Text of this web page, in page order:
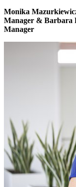
Monika
Manager & Barbara
Manager